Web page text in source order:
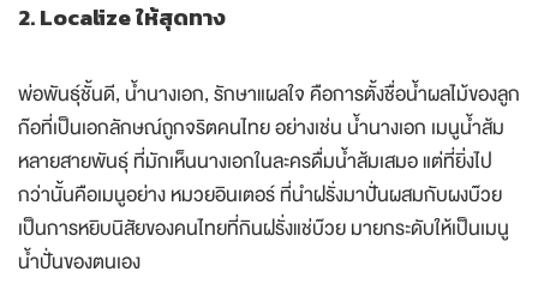
2. Localize ให้สุดทาง
พ่อพันธุ์ชั้นดี, น้ำนางเอก, รักษาแผลใจ คือการตั้งชื่อน้ำผลไม้ของลูก
ก๊อที่เป็นเอกลักษณ์ถูกจริตคนไทย อย่างเช่น น้ำนางเอก เมนูน้ำส้ม
หลายสายพันธุ์ ที่มักเห็นนางเอกในละครดื่มน้ำส้มเสมอ แต่ที่ยิ่งไป
กว่านั้นคือเมนูอย่าง หมวยอินเตอร์ ที่นำฝรั่งมาปั่นผสมกับผงบ๊วย
เป็นการหยิบนิสัยของคนไทยที่กินฝรั่งแช่บ๊วย มายกระดับให้เป็นเมนู
น้ำปั่นของตนเอง